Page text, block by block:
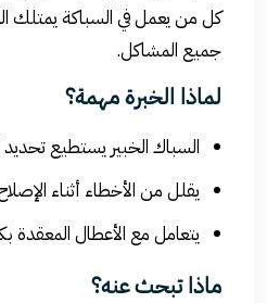
كل من يعمل في السباكة يمتلك
جميع المشاكل.
لماذا الخبرة مهمة؟
السباك الخبير يستطيع
يقلل من الأخطاء أثناء
يتعامل مع الأعطال المعقدة
ماذا تبحث عنه؟